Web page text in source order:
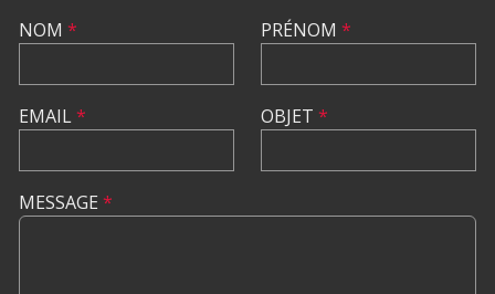
NOM *
EMAIL*
PRÉNOM *
OBJET *
MESSAGE *